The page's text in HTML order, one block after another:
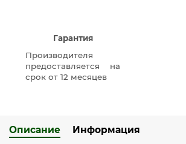
Гарантия
Производителя
предоставляется на
срок от 12 месяцев
Описание Информация